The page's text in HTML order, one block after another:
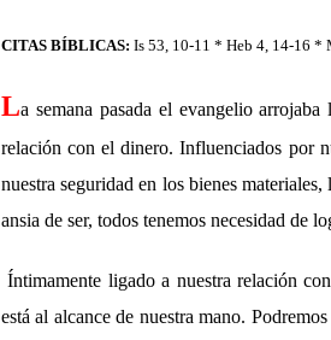
CITAS BÍBLICAS: Is 53, 10-11 * Heb 4, 14-16 *
La semana pasada el evangelio
relación con el dinero. Influenciados por
nuestra seguridad en los bienes
ansia de ser, todos tenemos necesidad de
Íntimamente ligado a nuestra relación
está al alcance de nuestra mano.